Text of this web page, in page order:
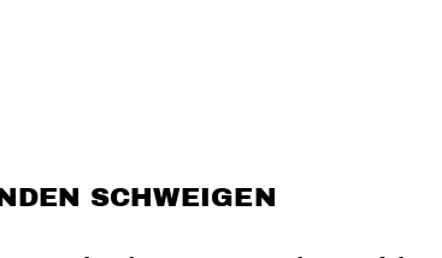
SCHWEIGEN